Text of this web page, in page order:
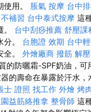
用。 脹氣 按摩 台中
補習 台中泰式按摩 這
。 台中刮痧推薦 舒壓課
。 台胞證 效期 台中
全。 外燴廠商 撥筋 解壓
的防曬霜-SPF奶油，可
的壽命在暴露於汗水，
士 證照 找工作 外燴 烤
益筋絡推拿 整骨師 這